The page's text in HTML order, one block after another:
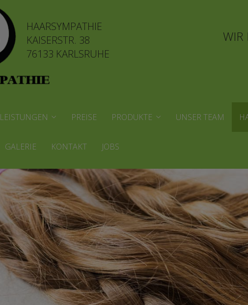
HAARSYMPATHIE
KAISERSTR. 38
76133 KARLSRUHE
WIR
LEISTUNGEN PREISE PRODUKTE UNSER TEAM
GALERIE KONTAKT JOBS